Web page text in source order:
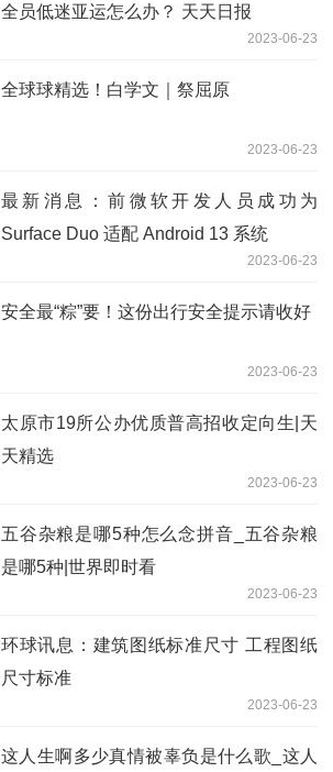
全员低迷亚运怎么办？ 天天日报
2023-06-23
全球球精选！白学文｜祭屈原
2023-06-23
最新消息：前微软开发人员成功为
Surface Duo 适配 Android 13 系统
2023-06-23
安全最“粽”要！这份出行安全提示请收好
2023-06-23
太原市19所公办优质普高招收定向生|天
天精选
2023-06-23
五谷杂粮是哪5种怎么念拼音_五谷杂粮
是哪5种|世界即时看
2023-06-23
环球讯息：建筑图纸标准尺寸 工程图纸
尺寸标准
2023-06-23
这人生啊多少真情被辜负是什么歌_这人